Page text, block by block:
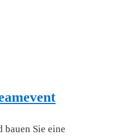
bauen Sie eine